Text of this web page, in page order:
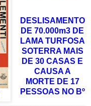
DESLISAMENTO
DE 70.000m3 DE
LAMA TURFOSA
SOTERRA MAIS
DE 30 CASAS E
CAUSA A
MORTE DE 17
PESSOAS NO Bº